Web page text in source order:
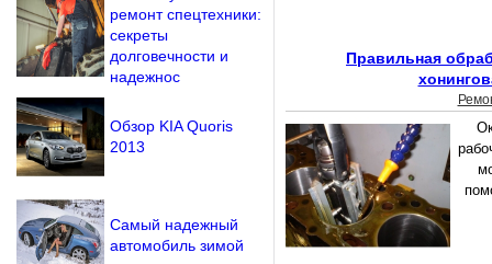
Правильная
ремонт спецтехники:
секреты
долговечности и
надежнос
Обзор KIA Quoris
2013
Самый надежный
автомобиль зимой